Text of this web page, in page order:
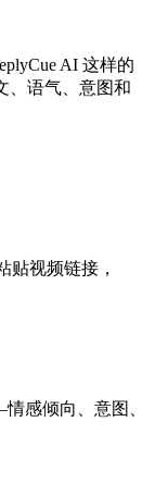
AI 这样的
、语气、意图和
视频链接，
感倾向、意图、